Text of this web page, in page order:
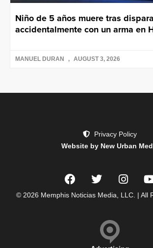
Niño de 5 años muere tras
accidentalmente con un arma en
MANUEL DURAN AUGUST 3, 2026
Privacy Policy
Website by New Urban
© 2026 Memphis Noticias Media, LLC. | All